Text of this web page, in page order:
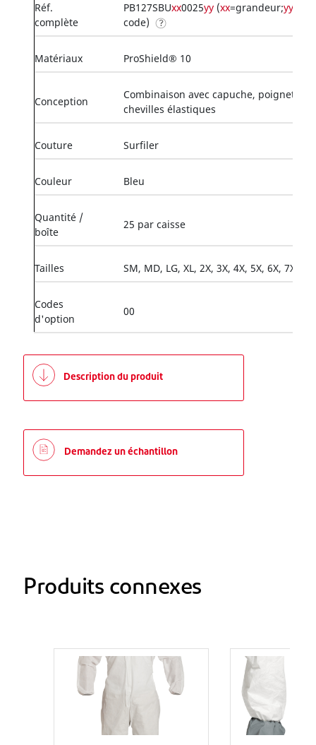
Réf.
complète
PB127SBUxx0025yy (xx=grandeur;yy
code)
Matériaux ProShield® 10
Conception
Combinaison avec capuche, poignets et
chevilles élastiques
Couture Surfiler
Couleur Bleu
Quantité /
boîte
25 par caisse
Tailles SM, MD, LG, XL, 2X, 3X, 4X, 5X, 6X, 7X
Codes
d'option
00
Description du produit
Demandez un échantillon
Produits connexes